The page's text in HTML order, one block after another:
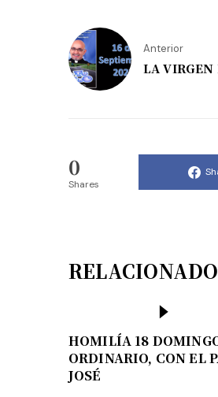
Anterior
LA VIRGEN
0
Shares
HOMILÍA 18
ORDINARIO, CON EL
JOSÉ